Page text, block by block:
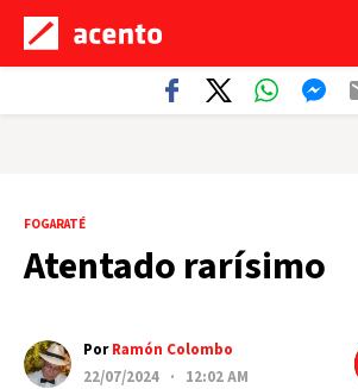
FOGARATÉ
Atentado rarísimo
PorRamón Colombo
22/07/2024 · 12:02 AM